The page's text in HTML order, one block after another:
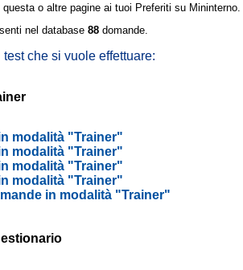
questa o altre pagine ai tuoi Preferiti su Mininterno.
nel database 88 domande.
che si vuole effettuare:
modalità "Trainer"
modalità "Trainer"
modalità "Trainer"
modalità "Trainer"
in modalità "Trainer"